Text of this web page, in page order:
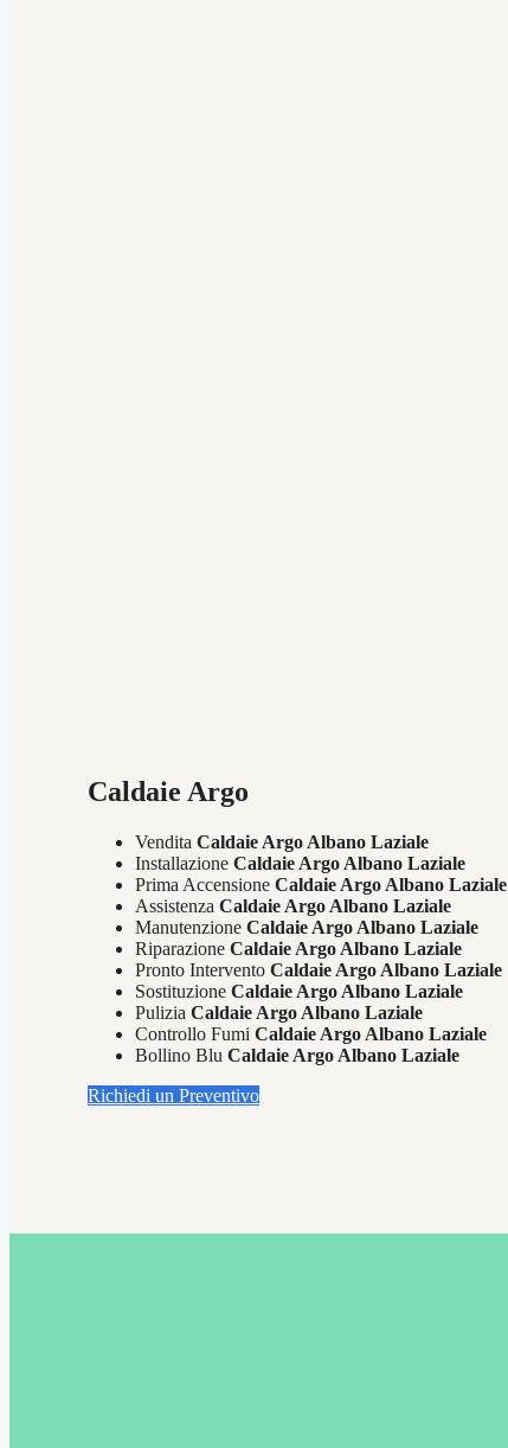
Caldaie Argo
VenditaCaldaie Argo Albano Laziale
InstallazioneCaldaie Argo Albano Laziale
Prima AccensioneCaldaie Argo Albano Laziale
AssistenzaCaldaie Argo Albano Laziale
ManutenzioneCaldaie Argo Albano Laziale
RiparazioneCaldaie Argo Albano Laziale
Pronto InterventoCaldaie Argo Albano Laziale
SostituzioneCaldaie Argo Albano Laziale
PuliziaCaldaie Argo Albano Laziale
Controllo FumiCaldaie Argo Albano Laziale
Bollino BluCaldaie Argo Albano Laziale
Richiedi un Preventivo